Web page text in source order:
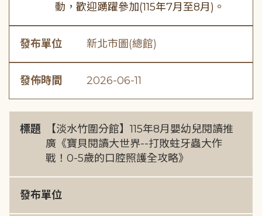
動，歡迎踴躍參加(115年7月至8月)。
發布單位 新北市圖(總館)
發佈時間 2026-06-11
標題
【淡水竹圍分館】115年8月嬰幼兒閱讀推
廣《寶貝閱讀大世界--打敗蛀牙蟲大作
戰！0-5歲的口腔照護全攻略》
發布單位